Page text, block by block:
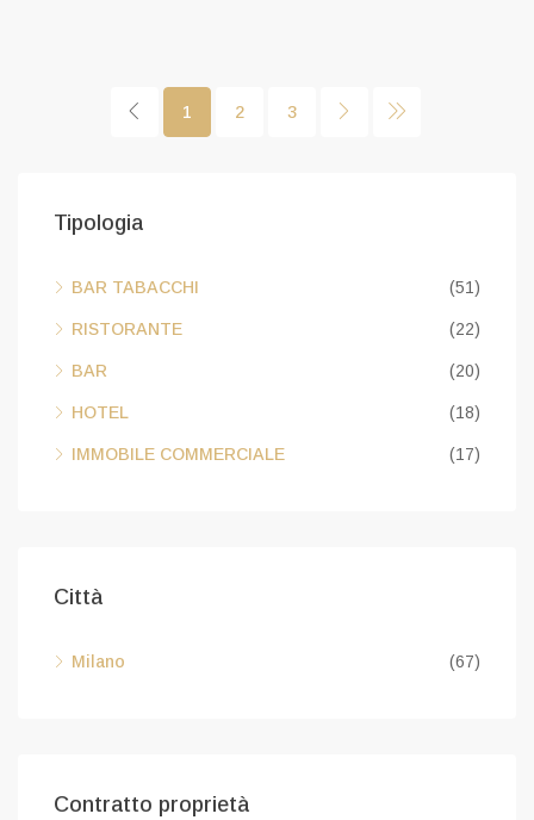
1 2 3
Tipologia
BAR TABACCHI (51)
RISTORANTE (22)
BAR (20)
HOTEL (18)
IMMOBILE COMMERCIALE (17)
Città
Milano (67)
Contratto proprietà